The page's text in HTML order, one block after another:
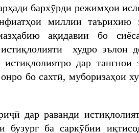
бархӯрди режимҳои
миллии таърихию
ақидавии бо
истиқлолияти худро эълон
дар тангнои
бо сахтӣ, муборизаҳои
дар раванди
бузург ба саркӯбии